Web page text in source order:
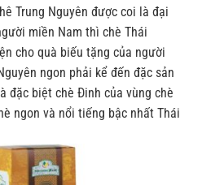
Trung Nguyên được coi là đại
miền Nam thì chè Thái
cho quà biếu tặng của người
ngon phải kể đến đặc sản
đặc biệt chè Đinh của vùng chè
ngon và nổi tiếng bậc nhất Thái